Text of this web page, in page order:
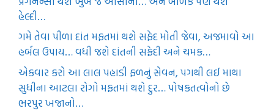
હેલ્દી…
ગમે તેવા પીળા દાંત મફતમાં થશે સફેદ મોતી જેવા, અજમાવો આ
હર્બલ ઉપાય… વધી જશે દાંતની સફેદી અને ચમક…
એકવાર કરો આ લાલ પહાડી ફળનું સેવન, પગથી લઈ માથા
સુધીના આટલા રોગો મફતમાં થશે દુર… પોષકતત્વોનો છે
ભરપુર ખજાનો…